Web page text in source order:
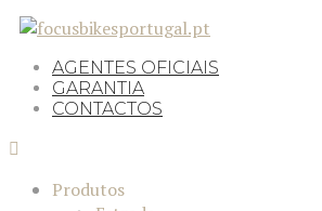
AGENTES OFICIAIS
GARANTIA
CONTACTOS
Produtos